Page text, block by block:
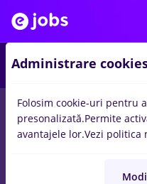
locuri de muncajobsin
Medicina / Sanatate
Administrare
Folosim cookie-uri pentru
presonalizată.Permite
avantajele lor.Vezi politica